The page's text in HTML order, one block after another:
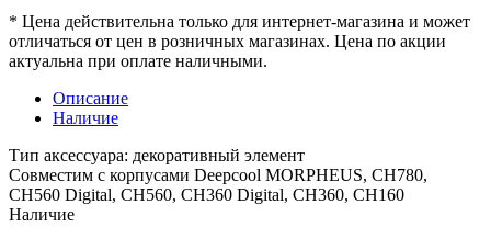
* Цена действительна только для интернет-магазина и может
отличаться от цен в розничных магазинах. Цена по акции
актуальна при оплате наличными.
Описание
Наличие
Тип аксессуара: декоративный элемент
Совместим с корпусами Deepcool MORPHEUS, CH780,
CH560 Digital, CH560, CH360 Digital, CH360, CH160
Наличие